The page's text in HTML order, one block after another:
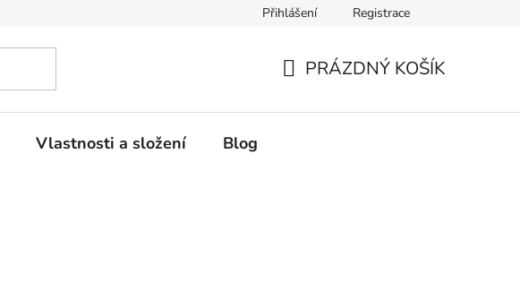
Přihlášení Registrace
PRÁZDNÝ KOŠÍK
Vlastnosti a složení Blog